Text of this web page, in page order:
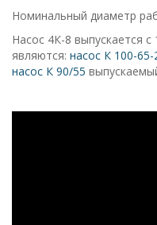
Номинальный диаметр
Насос 4К-8 выпускается
являются: насос К 100-65-
насос К 90/55